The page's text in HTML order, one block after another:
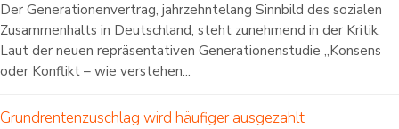
Der Generationenvertrag, jahrzehntelang Sinnbild des sozialen
Zusammenhalts in Deutschland, steht zunehmend in der Kritik.
Laut der neuen repräsentativen Generationenstudie „Konsens
oder Konflikt – wie verstehen...
Grundrentenzuschlag wird häufiger ausgezahlt